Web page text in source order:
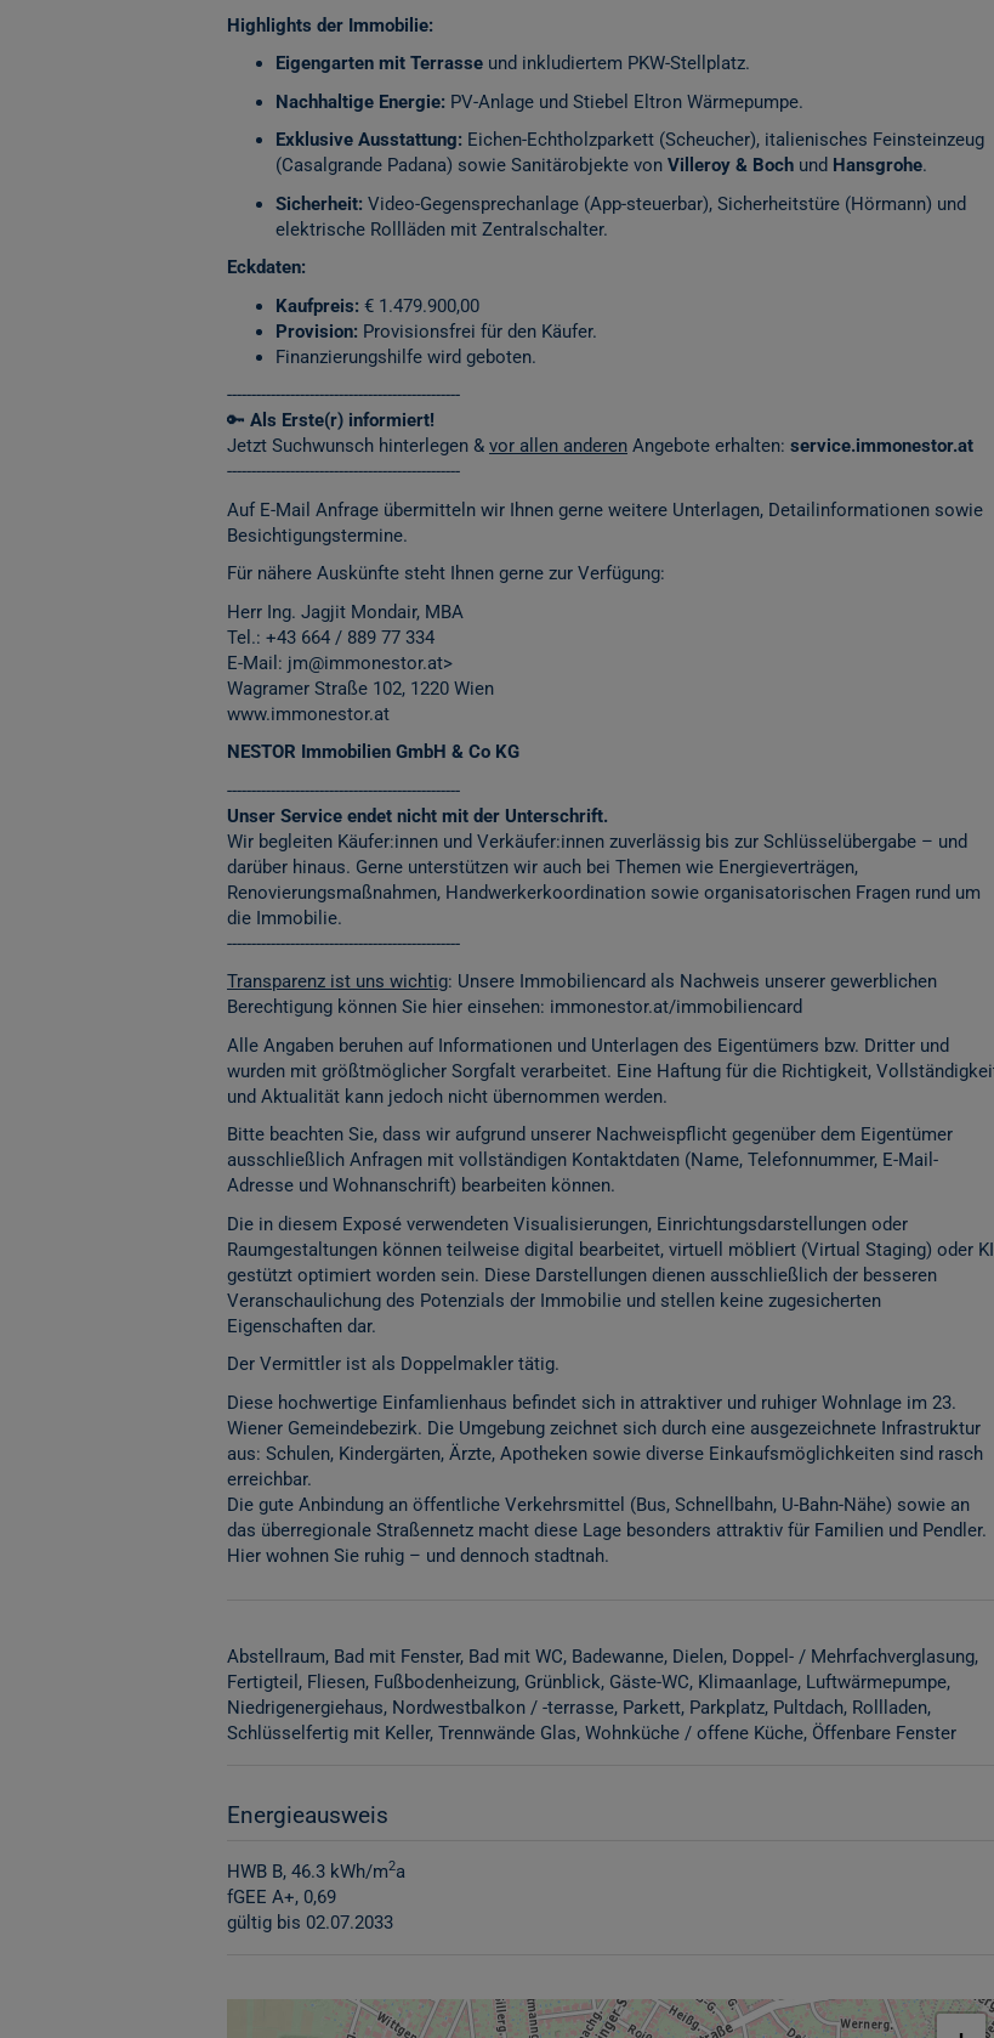
Highlights der Immobilie:
Eigengarten mit Terrasse und inkludiertem PKW-Stellplatz.
Nachhaltige Energie: PV-Anlage und Stiebel Eltron Wärmepumpe.
Exklusive Ausstattung: Eichen-Echtholzparkett (Scheucher), italienisches Feinsteinzeug
(Casalgrande Padana) sowie Sanitärobjekte von Villeroy & Boch und Hansgrohe.
Sicherheit: Video-Gegensprechanlage (App-steuerbar), Sicherheitstüre (Hörmann) und
elektrische Rollläden mit Zentralschalter.
Eckdaten:
Kaufpreis: € 1.479.900,00
Provision: Provisionsfrei für den Käufer.
Finanzierungshilfe wird geboten.
------------------------------------------------
🔑 Als Erste(r) informiert!
Jetzt Suchwunsch hinterlegen & vor allen anderen Angebote erhalten: service.immonestor.at
------------------------------------------------
Auf E-Mail Anfrage übermitteln wir Ihnen gerne weitere Unterlagen, Detailinformationen sowie
Besichtigungstermine.
Für nähere Auskünfte steht Ihnen gerne zur Verfügung:
Herr Ing. Jagjit Mondair, MBA
Tel.: +43 664 / 889 77 334
E-Mail: jm@immonestor.at>
Wagramer Straße 102, 1220 Wien
www.immonestor.at
NESTOR Immobilien GmbH & Co KG
------------------------------------------------
Unser Service endet nicht mit der Unterschrift.
Wir begleiten Käufer:innen und Verkäufer:innen zuverlässig bis zur Schlüsselübergabe – und
darüber hinaus. Gerne unterstützen wir auch bei Themen wie Energieverträgen,
Renovierungsmaßnahmen, Handwerkerkoordination sowie organisatorischen Fragen rund um
die Immobilie.
------------------------------------------------
Transparenz ist uns wichtig: Unsere Immobiliencard als Nachweis unserer gewerblichen
Berechtigung können Sie hier einsehen: immonestor.at/immobiliencard
Alle Angaben beruhen auf Informationen und Unterlagen des Eigentümers bzw. Dritter und
wurden mit größtmöglicher Sorgfalt verarbeitet. Eine Haftung für die Richtigkeit,
und Aktualität kann jedoch nicht übernommen werden.
Bitte beachten Sie, dass wir aufgrund unserer Nachweispflicht gegenüber dem Eigentümer
ausschließlich Anfragen mit vollständigen Kontaktdaten (Name, Telefonnummer, E-Mail-
Adresse und Wohnanschrift) bearbeiten können.
Die in diesem Exposé verwendeten Visualisierungen, Einrichtungsdarstellungen oder
Raumgestaltungen können teilweise digital bearbeitet, virtuell möbliert (Virtual Staging) oder
gestützt optimiert worden sein. Diese Darstellungen dienen ausschließlich der besseren
Veranschaulichung des Potenzials der Immobilie und stellen keine zugesicherten
Eigenschaften dar.
Der Vermittler ist als Doppelmakler tätig.
Diese hochwertige Einfamlienhaus befindet sich in attraktiver und ruhiger Wohnlage im 23.
Wiener Gemeindebezirk. Die Umgebung zeichnet sich durch eine ausgezeichnete Infrastruktur
aus: Schulen, Kindergärten, Ärzte, Apotheken sowie diverse Einkaufsmöglichkeiten sind rasch
erreichbar.
Die gute Anbindung an öffentliche Verkehrsmittel (Bus, Schnellbahn, U-Bahn-Nähe) sowie an
das überregionale Straßennetz macht diese Lage besonders attraktiv für Familien und Pendler.
Hier wohnen Sie ruhig – und dennoch stadtnah.
Abstellraum Bad mit Fenster Bad mit WC Badewanne Dielen Doppel- / Mehrfachverglasung
Fertigteil
Fliesen Fußbodenheizung Grünblick Gäste-WC Klimaanlage Luftwärmepumpe
Niedrigenergiehaus Nordwestbalkon / -terrasse Parkett Parkplatz Pultdach Rollladen
Schlüsselfertig mit Keller Trennwände Glas Wohnküche / offene Küche Öffenbare Fenster
Energieausweis
HWB B, 46.3 kWh/m2a
fGEE A+, 0,69
gültig bis 02.07.2033